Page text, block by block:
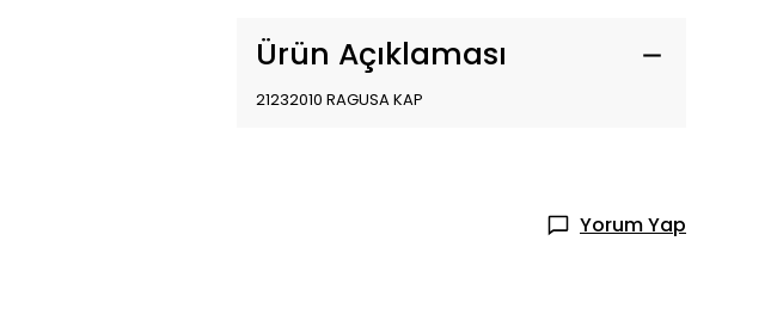
Ürün Açıklaması
21232010 RAGUSA KAP
Yorum Yap